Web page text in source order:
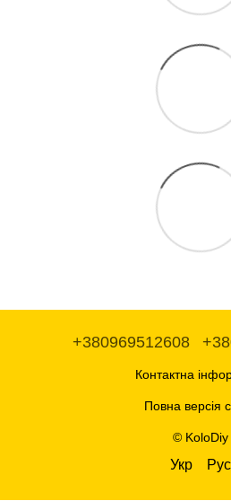
+380969512608
Контактна
Повна версія
© KoloDiy
Укр Рус